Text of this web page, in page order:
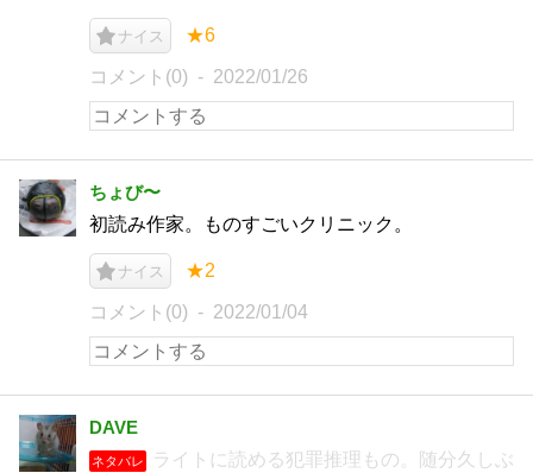
ナイス ★6
コメント(0) 2022/01/26
ちょび〜
初読み作家。ものすごいクリニック。
ナイス ★2
コメント(0) 2022/01/04
DAVE
ネタバレ
ライトに読める犯罪推理もの。随分久しぶ